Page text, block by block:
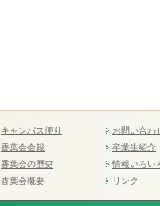
キャンパス便り
香葉会会報
香葉会の歴史
香葉会概要
お問い合わ
卒業生紹介
情報いろい
リンク